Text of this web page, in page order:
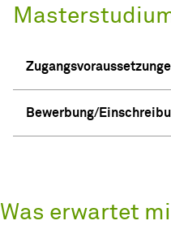
Bewerbung/
Was erwartet